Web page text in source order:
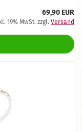
69,90 EUR
19% MwSt. zzgl. Versand